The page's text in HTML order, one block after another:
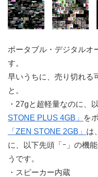
ポータブル・デジタルオ
す。
早いうちに、売り切れる
と。
・27gと超軽量なのに、
STONE PLUS 4GB」
を
「ZEN STONE 2GB」 は
に、以下先頭「ｰ」の機
うです。
・スピーカー内蔵